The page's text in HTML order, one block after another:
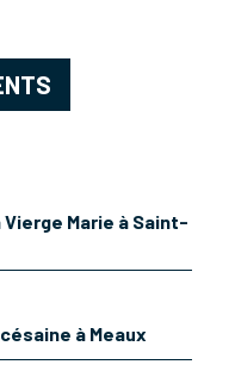
Marie à Saint-
à Meaux